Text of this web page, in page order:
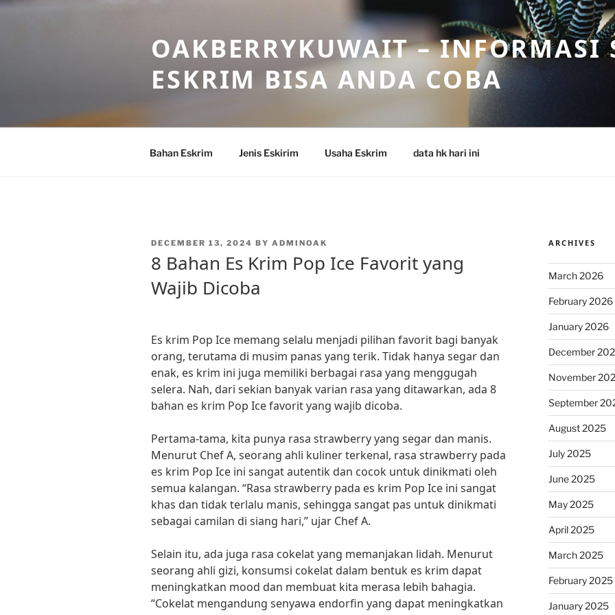
Skip
OAKBERRYKUWAIT – INFORMASI
ESKRIM BISA ANDA COBA
Bahan Eskrim Jenis Eskirim Usaha Eskrim data hk hari ini
POSTED
DECEMBER 13, 2024 BY ADMINOAK
8 Bahan Es Krim Pop Ice Favorit yang
Wajib Dicoba
Es krim Pop Ice memang selalu menjadi pilihan favorit bagi banyak
orang, terutama di musim panas yang terik. Tidak hanya segar dan
enak, es krim ini juga memiliki berbagai rasa yang menggugah
selera. Nah, dari sekian banyak varian rasa yang ditawarkan, ada 8
bahan es krim Pop Ice favorit yang wajib dicoba.
Pertama-tama, kita punya rasa strawberry yang segar dan manis.
Menurut Chef A, seorang ahli kuliner terkenal, rasa strawberry pada
es krim Pop Ice ini sangat autentik dan cocok untuk dinikmati oleh
semua kalangan. “Rasa strawberry pada es krim Pop Ice ini sangat
khas dan tidak terlalu manis, sehingga sangat pas untuk dinikmati
sebagai camilan di siang hari,” ujar Chef A.
Selain itu, ada juga rasa cokelat yang memanjakan lidah. Menurut
seorang ahli gizi, konsumsi cokelat dalam bentuk es krim dapat
meningkatkan mood dan membuat kita merasa lebih bahagia.
“Cokelat mengandung senyawa endorfin yang dapat meningkatkan
ARCHIVES
March 2026
February 2026
January 2026
December
November
September
August 2025
July 2025
June 2025
May 2025
April 2025
March 2025
February 2025
January 2025